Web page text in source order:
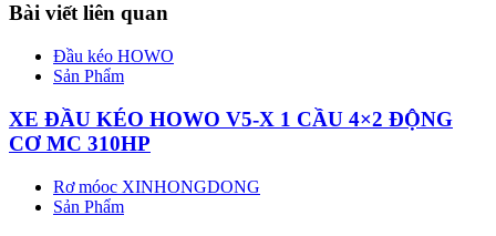
Bài viết liên quan
Đầu kéo HOWO
Sản Phẩm
XE ĐẦU KÉO HOWO V5-X 1 CẦU 4×2 ĐỘNG
CƠ MC 310HP
Rơ móoc XINHONGDONG
Sản Phẩm